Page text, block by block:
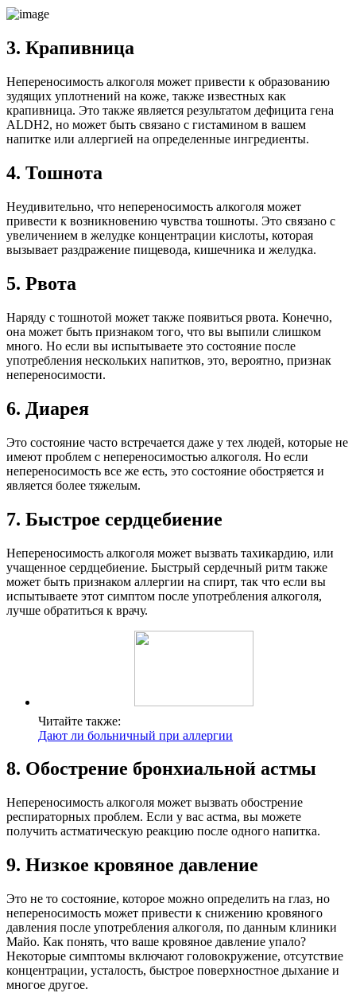
3. Крапивница
Непереносимость алкоголя может привести к образованию
зудящих уплотнений на коже, также известных как
крапивница. Это также является результатом дефицита гена
ALDH2, но может быть связано с гистамином в вашем
напитке или аллергией на определенные ингредиенты.
4. Тошнота
Неудивительно, что непереносимость алкоголя может
привести к возникновению чувства тошноты. Это связано с
увеличением в желудке концентрации кислоты, которая
вызывает раздражение пищевода, кишечника и желудка.
5. Рвота
Наряду с тошнотой может также появиться рвота. Конечно,
она может быть признаком того, что вы выпили слишком
много. Но если вы испытываете это состояние после
употребления нескольких напитков, это, вероятно, признак
непереносимости.
6. Диарея
Это состояние часто встречается даже у тех людей, которые не
имеют проблем с непереносимостью алкоголя. Но если
непереносимость все же есть, это состояние обостряется и
является более тяжелым.
7. Быстрое сердцебиение
Непереносимость алкоголя может вызвать тахикардию, или
учащенное сердцебиение. Быстрый сердечный ритм также
может быть признаком аллергии на спирт, так что если вы
испытываете этот симптом после употребления алкоголя,
лучше обратиться к врачу.
Читайте также:
Дают ли больничный при аллергии
8. Обострение бронхиальной астмы
Непереносимость алкоголя может вызвать обострение
респираторных проблем. Если у вас астма, вы можете
получить астматическую реакцию после одного напитка.
9. Низкое кровяное давление
Это не то состояние, которое можно определить на глаз, но
непереносимость может привести к снижению кровяного
давления после употребления алкоголя, по данным клиники
Майо. Как понять, что ваше кровяное давление упало?
Некоторые симптомы включают головокружение, отсутствие
концентрации, усталость, быстрое поверхностное дыхание и
многое другое.